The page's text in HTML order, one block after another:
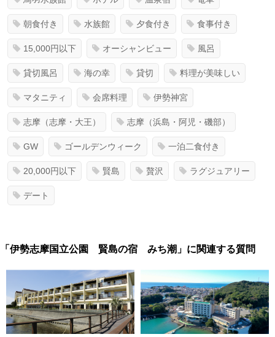
朝食付き 水族館 夕食付き 食事付き
15,000円以下 オーシャンビュー 風呂
貸切風呂 海の幸 貸切 料理が美味しい
マタニティ 会席料理 伊勢神宮
志摩（志摩・大王） 志摩（浜島・阿児・磯部）
GW ゴールデンウィーク 一泊二食付き
20,000円以下 賢島 贅沢 ラグジュアリー
デート
「伊勢志摩国立公園 賢島の宿 みち潮」に関連する質問